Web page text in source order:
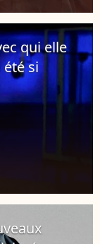
qui elle
si